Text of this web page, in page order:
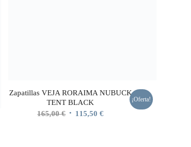
Zapatillas VEJA RORAIMA NUBUCK
TENT BLACK
165,00€ El 115,50€El
¡Oferta!